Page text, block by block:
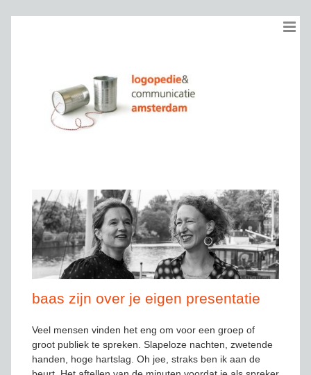
baas zijn over je eigen presentatie
Veel mensen vinden het eng om voor een groep of
groot publiek te spreken. Slapeloze nachten, zwetende
handen, hoge hartslag. Oh jee, straks ben ik aan de